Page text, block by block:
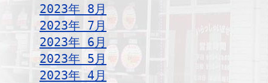
2023年 8月
2023年 7月
2023年 6月
2023年 5月
2023年 4月